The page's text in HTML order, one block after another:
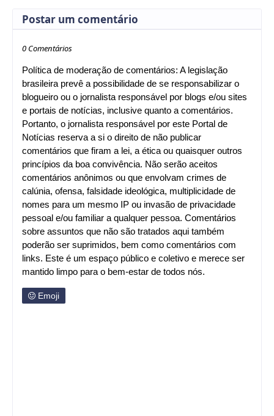
Postar um comentário
0 Comentários
Política de moderação de comentários: A legislação
brasileira prevê a possibilidade de se responsabilizar o
blogueiro ou o jornalista responsável por blogs e/ou sites
e portais de notícias, inclusive quanto a comentários.
Portanto, o jornalista responsável por este Portal de
Notícias reserva a si o direito de não publicar
comentários que firam a lei, a ética ou quaisquer outros
princípios da boa convivência. Não serão aceitos
comentários anônimos ou que envolvam crimes de
calúnia, ofensa, falsidade ideológica, multiplicidade de
nomes para um mesmo IP ou invasão de privacidade
pessoal e/ou familiar a qualquer pessoa. Comentários
sobre assuntos que não são tratados aqui também
poderão ser suprimidos, bem como comentários com
links. Este é um espaço público e coletivo e merece ser
mantido limpo para o bem-estar de todos nós.
Emoji